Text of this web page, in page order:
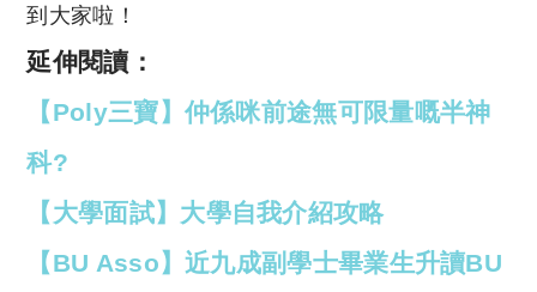
到大家啦！
延伸閱讀：
【Poly三寶】仲係咪前途無可限量嘅半神
科?
【大學面試】大學自我介紹攻略
【BU Asso】近九成副學士畢業生升讀BU